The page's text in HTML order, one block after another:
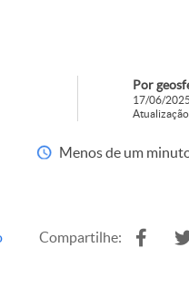
Por
17/06/
Menos de um
Compartilhe: